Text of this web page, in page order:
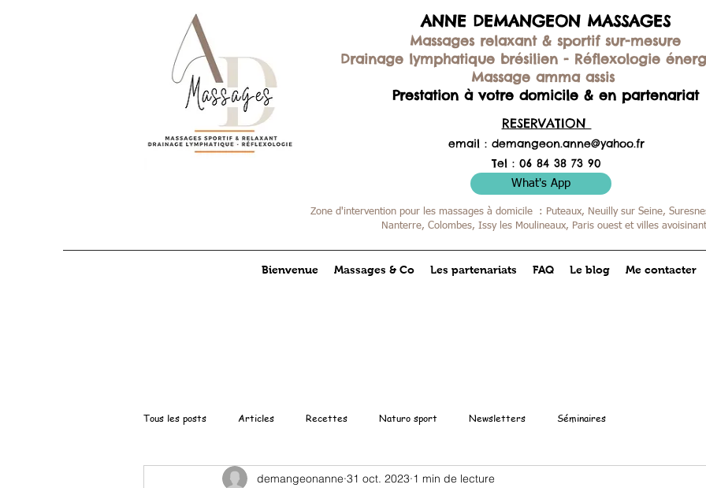
ANNE DEMANGEON MASSAGES
Massages relaxant & sportif sur-mesure
Drainage lymphatique brésilien - Réflexologie
Massage amma assis
Prestation à votre domicile & en partenariat
RESERVATION
email : demangeon.anne@yahoo.fr
Tel : 06 84 38 73 90
Zone d'intervention pour les massages à domicile : Puteaux, Neuilly sur Seine,
Nanterre, Colombes, Issy les Moulineaux, Paris ouest et villes
What's App
Bienvenue Massages & Co Les partenariats FAQ Le blog Me contacter
Tous les posts Articles Recettes Naturo sport Newsletters Séminaires
demangeonanne 31 oct. 2023 1 min de lecture